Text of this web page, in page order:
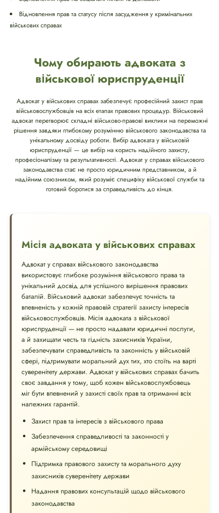
Відновлення прав та статусу після засудження у кримінальних
військових справах
Чому обирають адвоката з
військової юриспруденції
Адвокат у військових справах забезпечує професійний захист прав
військовослужбовців на всіх етапах правових процедур. Військовий
адвокат перетворює складні військово-правові виклики на переможні
рішення завдяки глибокому розумінню військового законодавства та
унікальному досвіду роботи. Вибір адвоката у військовій
юриспруденції — це вибір на користь надійного захисту,
професіоналізму та результативності. Адвокат у справах військового
законодавства стає не просто юридичним представником, а й
надійним союзником, який розуміє специфіку військової служби та
готовий боротися за справедливість до кінця.
Місія адвоката у військових справах
Адвокат у справах військового законодавства
використовує глибоке розуміння військового права та
унікальний досвід для успішного вирішення правових
баталій. Військовий адвокат забезпечує точність та
впевненість у кожній правовій стратегії захисту інтересів
військовослужбовців. Місія адвоката з військової
юриспруденції — не просто надавати юридичні послуги,
а й захищати честь та гідність захисників України,
забезпечувати справедливість та законність у військовій
сфері, підтримувати моральний дух тих, хто стоїть на варті
суверенітету держави. Адвокат у військових справах бачить
своє завдання у тому, щоб кожен військовослужбовець
міг бути впевнений у захисті своїх прав та отриманні всіх
належних гарантій.
Захист прав та інтересів з військового права
Забезпечення справедливості та законності у
армійському середовищі
Підтримка правового захисту та морального духу
захисників суверенітету держави
Надання правових консультацій щодо військового
законодавства